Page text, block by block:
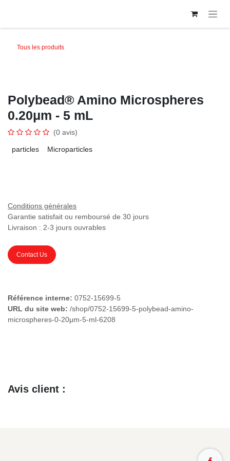
Tous les produits
Polybead® Amino Microspheres
0.20μm - 5 mL
(0 avis)
particles Microparticles
Conditions générales
Garantie satisfait ou remboursé de 30 jours
Livraison : 2-3 jours ouvrables
Contact Us
Référence interne: 0752-15699-5
URL du site web: /shop/0752-15699-5-polybead-amino-
microspheres-0-20μm-5-ml-6208
Avis client :